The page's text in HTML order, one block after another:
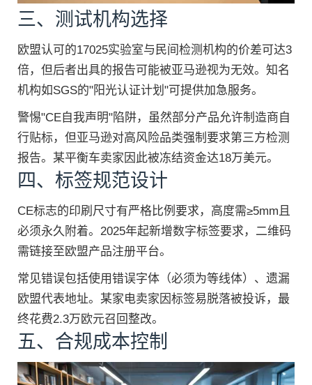
三、测试机构选择
欧盟认可的17025实验室与民间检测机构的价差可达3
倍，但后者出具的报告可能被亚马逊视为无效。知名
机构如SGS的"阳光认证计划"可提供加急服务。
警惕"CE自我声明"陷阱，虽然部分产品允许制造商自
行贴标，但亚马逊对高风险品类强制要求第三方检测
报告。某平衡车卖家因此被冻结资金达18万美元。
四、标签规范设计
CE标志的印刷尺寸有严格比例要求，高度需≥5mm且
必须永久附着。2025年起新增数字标签要求，二维码
需链接至欧盟产品注册平台。
常见错误包括使用错误字体（必须为等线体）、遗漏
欧盟代表地址。某家电卖家因标签易脱落被投诉，最
终花费2.3万欧元召回整改。
五、合规成本控制